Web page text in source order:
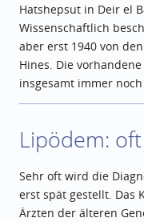
Hatshepsut in Deir el
Wissenschaftlich
aber erst 1940 von
Hines. Die
insgesamt immer
Lipödem:
Sehr oft wird die
erst spät gestellt. Das
Ärzten der älteren